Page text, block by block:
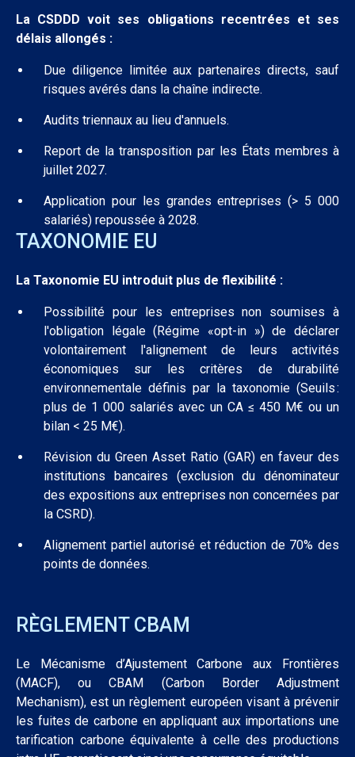
La CSDDD voit ses obligations recentrées et ses
délais allongés :
Due diligence limitée aux partenaires directs, sauf
risques avérés dans la chaîne indirecte.
Audits triennaux au lieu d'annuels.
Report de la transposition par les États membres à
juillet 2027.
Application pour les grandes entreprises (> 5 000
salariés) repoussée à 2028.
TAXONOMIE EU
La Taxonomie EU introduit plus de flexibilité :
Possibilité pour les entreprises non soumises à
l'obligation légale (Régime «opt-in ») de déclarer
volontairement l'alignement de leurs activités
économiques sur les critères de durabilité
environnementale définis par la taxonomie (Seuils :
plus de 1 000 salariés avec un CA ≤ 450 M€ ou un
bilan < 25 M€).
Révision du Green Asset Ratio (GAR) en faveur des
institutions bancaires (exclusion du dénominateur
des expositions aux entreprises non concernées par
la CSRD).
Alignement partiel autorisé et réduction de 70% des
points de données.
RÈGLEMENT CBAM
Le Mécanisme d’Ajustement Carbone aux Frontières
(MACF), ou CBAM (Carbon Border Adjustment
Mechanism), est un règlement européen visant à prévenir
les fuites de carbone en appliquant aux importations une
tarification carbone équivalente à celle des productions